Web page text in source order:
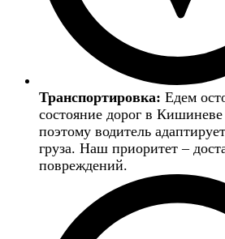
Транспортировка: Едем
состояние дорог в
поэтому водитель
груза. Наш приоритет –
повреждений.